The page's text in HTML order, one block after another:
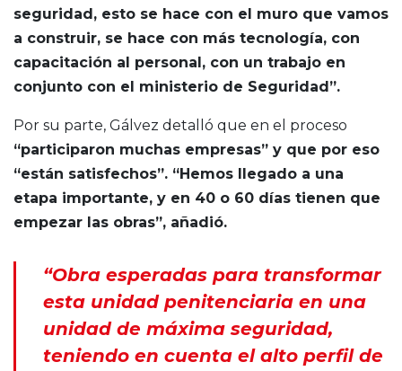
seguridad, esto se hace con el muro que vamos
a construir, se hace con más tecnología, con
capacitación al personal, con un trabajo en
conjunto con el ministerio de Seguridad”.
Por su parte, Gálvez detalló que en el proceso
“participaron muchas empresas” y que por eso
“están satisfechos”. “Hemos llegado a una
etapa importante, y en 40 o 60 días tienen que
empezar las obras”, añadió.
“Obra esperadas para transformar
esta unidad penitenciaria en una
unidad de máxima seguridad,
teniendo en cuenta el alto perfil de